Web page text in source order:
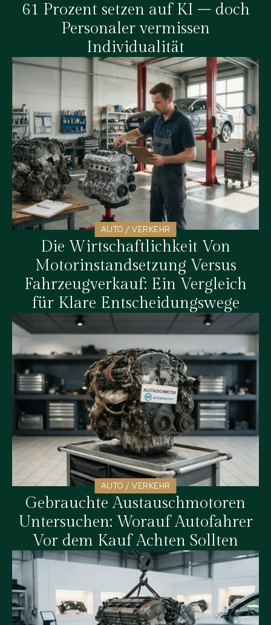
61 Prozent setzen auf KI – doch
Personaler vermissen
Individualität
AUTO / VERKEHR
Die Wirtschaftlichkeit Von
Motorinstandsetzung Versus
Fahrzeugverkauf: Ein Vergleich
für Klare Entscheidungswege
AUTO / VERKEHR
Gebrauchte Austauschmotoren
Untersuchen: Worauf Autofahrer
Vor dem Kauf Achten Sollten